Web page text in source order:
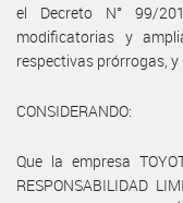
el Decreto N° 99/
modificatorias y
respectivas prórrogas, y
CONSIDERANDO:
Que la empresa
RESPONSABILIDAD